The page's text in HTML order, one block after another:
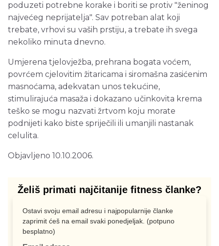
poduzeti potrebne korake i boriti se protiv "ženinog
najvećeg neprijatelja". Sav potreban alat koji
trebate, vrhovi su vaših prstiju, a trebate ih svega
nekoliko minuta dnevno.
Umjerena tjelovježba, prehrana bogata voćem,
povrćem cjelovitim žitaricama i siromašna zasićenim
masnoćama, adekvatan unos tekućine,
stimulirajuća masaža i dokazano učinkovita krema
teško se mogu nazvati žrtvom koju morate
podnijeti kako biste spriječili ili umanjili nastanak
celulita.
Objavljeno 10.10.2006.